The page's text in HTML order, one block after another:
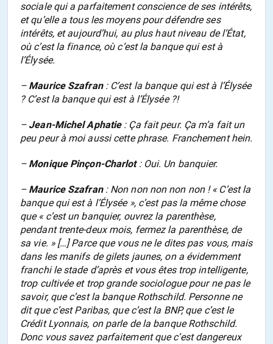
sociale qui a parfaitement conscience de ses intérêts,
et qu’elle a tous les moyens pour défendre ses
intérêts, et aujourd’hui, au plus haut niveau de l’État,
où c’est la finance, où c’est la banque qui est à
l’Élysée.
– Maurice Szafran: C’est la banque qui est à l’Élysée
? C’est la banque qui est à l’Élysée ?!
– Jean-Michel Aphatie: Ça fait peur. Ça m’a fait un
peu peur à moi aussi cette phrase. Franchement hein.
– Monique Pinçon-Charlot: Oui. Un banquier.
– Maurice Szafran: Non non non non non ! « C’est la
banque qui est à l’Élysée », c’est pas la même chose
que « c’est un banquier, ouvrez la parenthèse,
pendant trente-deux mois, fermez la parenthèse, de
sa vie. » […] Parce que vous ne le dites pas vous, mais
dans les manifs de gilets jaunes, on a évidemment
franchi le stade d’après et vous êtes trop intelligente,
trop cultivée et trop grande sociologue pour ne pas le
savoir, que c’est la banque Rothschild. Personne ne
dit que c’est Paribas, que c’est la BNP, que c’est le
Crédit Lyonnais, on parle de la banque Rothschild.
Donc vous savez parfaitement que c’est dangereux